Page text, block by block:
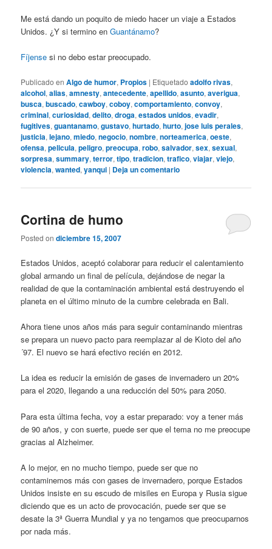
Me está dando un poquito de miedo hacer un viaje a Estados
Unidos. ¿Y si termino enGuantánamo?
Fíjense si no debo estar preocupado.
Publicado en Algo de humor, Propios | Etiquetado adolfo rivas,
alcohol,alias,amnesty,antecedente,apellido,asunto,averigua,
busca,buscado,cawboy,coboy,comportamiento,convoy,
criminal,curiosidad,delito,droga,estados unidos,evadir,
fugitives,guantanamo,gustavo,hurtado,hurto,jose luis perales,
justicia,lejano,miedo,negocio,nombre,norteamerica,oeste,
ofensa,pelicula,peligro,preocupa,robo,salvador,sex,sexual,
sorpresa,summary,terror,tipo,tradicion,trafico,viajar,viejo,
violencia,wanted,yanqui | Deja un comentario
Cortina de humo
Posted ondiciembre 15, 2007
Estados Unidos, aceptó colaborar para reducir el calentamiento
global armando un final de película, dejándose de negar la
realidad de que la contaminación ambiental está destruyendo el
planeta en el último minuto de la cumbre celebrada en Bali.
Ahora tiene unos años más para seguir contaminando mientras
se prepara un nuevo pacto para reemplazar al de Kioto del año
´97. El nuevo se hará efectivo recién en 2012.
La idea es reducir la emisión de gases de invernadero un 20%
para el 2020, llegando a una reducción del 50% para 2050.
Para esta última fecha, voy a estar preparado: voy a tener más
de 90 años, y con suerte, puede ser que el tema no me preocupe
gracias al Alzheimer.
A lo mejor, en no mucho tiempo, puede ser que no
contaminemos más con gases de invernadero, porque Estados
Unidos insiste en su escudo de misiles en Europa y Rusia sigue
diciendo que es un acto de provocación, puede ser que se
desate la 3ª Guerra Mundial y ya no tengamos que preocuparnos
por nada más.